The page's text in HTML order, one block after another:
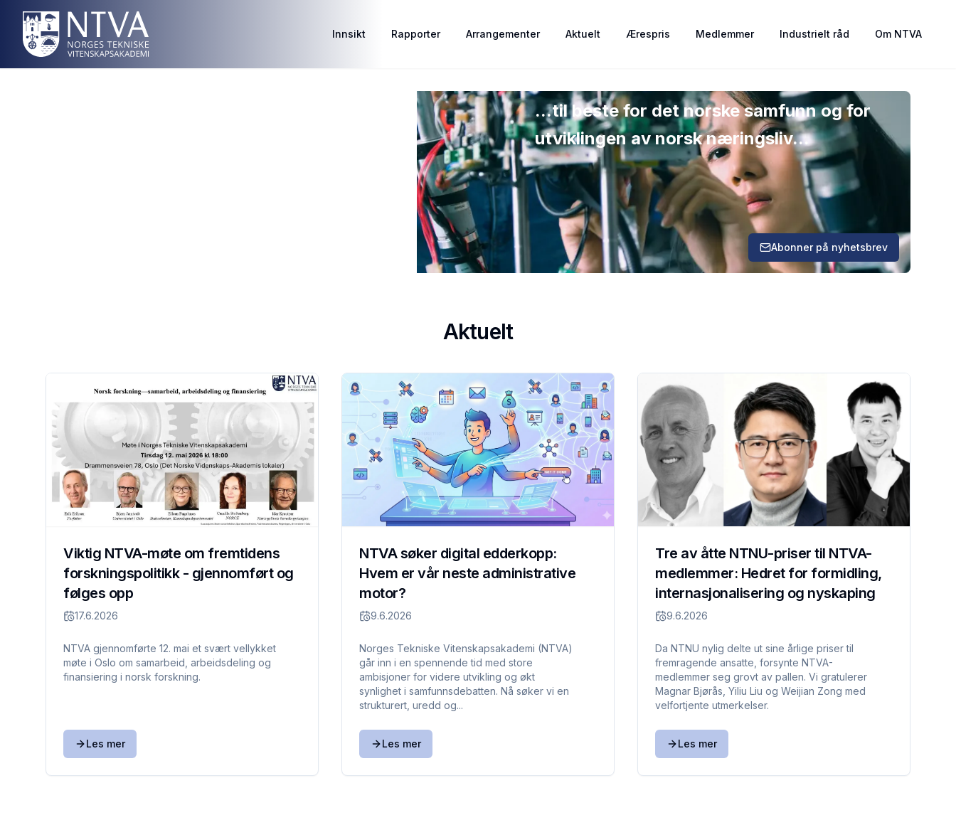
Innsikt Rapporter Arrangementer Aktuelt Ærespris Medlemmer Industrielt råd Om NTVA
...til beste for det norske samfunn og for
utviklingen av norsk næringsliv...
Abonner på nyhetsbrev
Aktuelt
Viktig NTVA-møte om fremtidens
forskningspolitikk - gjennomført og
følges opp
17.6.2026
NTVA gjennomførte 12. mai et svært vellykket
møte i Oslo om samarbeid, arbeidsdeling og
finansiering i norsk forskning.
Les mer
NTVA søker digital edderkopp:
Hvem er vår neste administrative
motor?
9.6.2026
Norges Tekniske Vitenskapsakademi (NTVA)
går inn i en spennende tid med store
ambisjoner for videre utvikling og økt
synlighet i samfunnsdebatten. Nå søker vi en
strukturert, uredd og...
Les mer
Tre av åtte NTNU-priser til NTVA-
medlemmer: Hedret for formidling,
internasjonalisering og nyskaping
9.6.2026
Da NTNU nylig delte ut sine årlige priser til
fremragende ansatte, forsynte NTVA-
medlemmer seg grovt av pallen. Vi gratulerer
Magnar Bjørås, Yiliu Liu og Weijian Zong med
velfortjente utmerkelser.
Les mer